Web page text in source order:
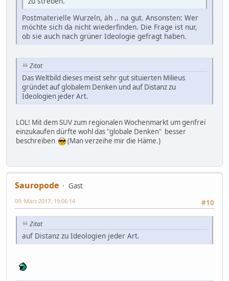
Postmaterielle Wurzeln, äh .. na gut. Ansonsten: Wer
möchte sich da nicht wiederfinden. Die Frage ist nur,
ob sie auch nach grüner Ideologie gefragt haben.
Zitat
Das Weltbild dieses meist sehr gut situierten Milieus
gründet auf globalem Denken und auf Distanz zu
Ideologien jeder Art.
LOL! Mit dem SUV zum regionalen Wochenmarkt um genfrei
einzukaufen dürfte wohl das "globale Denken" besser
beschreiben
(Man verzeihe mir die Häme.)
Sauropode
Gast
#10
09. März 2017, 19:06:14
Zitat
auf Distanz zu Ideologien jeder Art.